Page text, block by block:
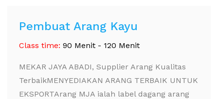
Pembuat Arang Kayu
Class time: 90 Menit - 120 Menit
MEKAR JAYA ABADI, Supplier Arang Kualitas
TerbaikMENYEDIAKAN ARANG TERBAIK UNTUK
EKSPORTArang MJA ialah label dagang arang